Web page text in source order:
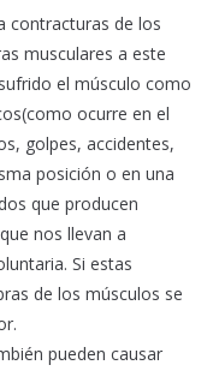
contracturas de los
musculares a este
el músculo como
ocurre en el
golpes, accidentes,
posición o en una
que producen
nos llevan a
Si estas
de los músculos se
pueden causar